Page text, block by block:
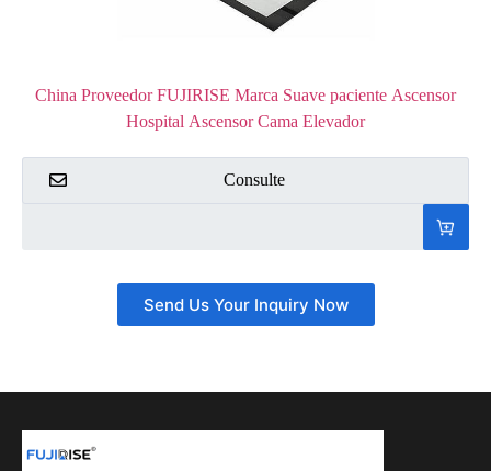
China Proveedor FUJIRISE Marca Suave paciente Ascensor
Hospital Ascensor Cama Elevador
Consulte
Send Us Your Inquiry Now